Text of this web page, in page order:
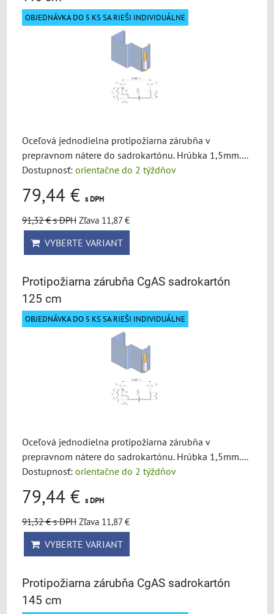
OBJEDNÁVKA DO 5 KS SA RIEŠI INDIVIDUÁLNE
Oceľová jednodielna protipožiarna zárubňa v
prepravnom nátere do sadrokartónu. Hrúbka 1,5mm....
Dostupnosť: orientačne do 2 týždňov
79,44 € s DPH
91,32 €s DPH Zľava 11,87 €
VYBERTE VARIANT
Protipožiarna zárubňa CgAS sadrokartón
125 cm
OBJEDNÁVKA DO 5 KS SA RIEŠI INDIVIDUÁLNE
Oceľová jednodielna protipožiarna zárubňa v
prepravnom nátere do sadrokartónu. Hrúbka 1,5mm....
Dostupnosť: orientačne do 2 týždňov
79,44 € s DPH
91,32 €s DPH Zľava 11,87 €
VYBERTE VARIANT
Protipožiarna zárubňa CgAS sadrokartón
145 cm